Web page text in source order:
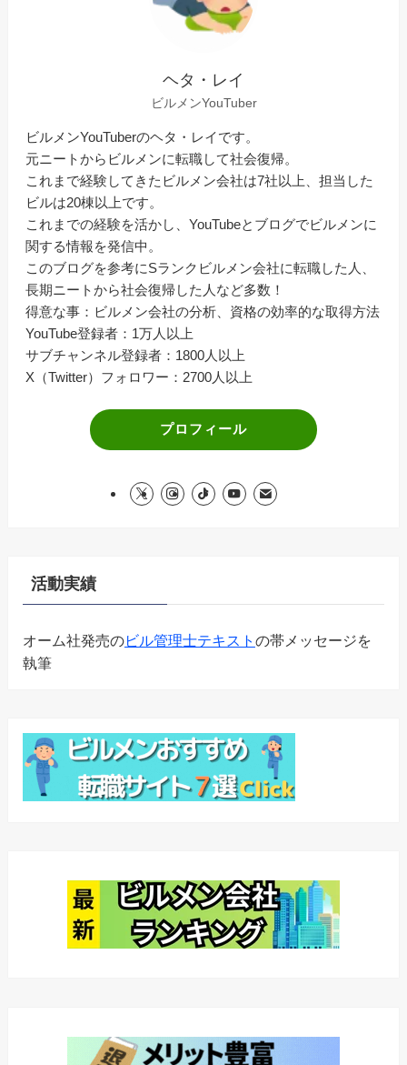
ヘタ・レイ
ビルメンYouTuber
ビルメンYouTuberのヘタ・レイです。
元ニートからビルメンに転職して社会復帰。
これまで経験してきたビルメン会社は7社以上、担当した
ビルは20棟以上です。
これまでの経験を活かし、YouTubeとブログでビルメンに
関する情報を発信中。
このブログを参考にSランクビルメン会社に転職した人、
長期ニートから社会復帰した人など多数！
得意な事：ビルメン会社の分析、資格の効率的な取得方法
YouTube登録者：1万人以上
サブチャンネル登録者：1800人以上
X（Twitter）フォロワー：2700人以上
プロフィール
活動実績
オーム社発売のビル管理士テキスト の帯メッセージを
執筆